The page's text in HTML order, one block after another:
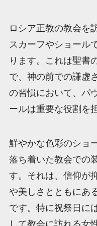
ロシア正教の教会を
スカーフやショール
ります。これは聖書
で、神の前での謙虚
の習慣において、パ
ールは重要な役割を
鮮やかな色彩のショ
落ち着いた教会での
す。それは、信仰が
や美しさとともにあ
です。特に祝祭日に